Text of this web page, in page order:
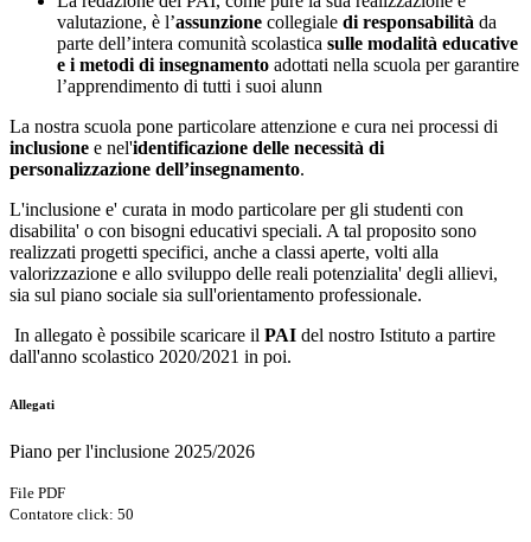
valutazione, è l’assunzione collegiale di responsabilità da
parte dell’intera comunità scolastica sulle modalità educative
e i metodi di insegnamento adottati nella scuola per garantire
l’apprendimento di tutti i suoi alunn
La nostra scuola pone particolare attenzione e cura nei processi di
inclusione e nel'identificazione delle necessità di
personalizzazione dell’insegnamento.
L'inclusione e' curata in modo particolare per gli studenti con
disabilita' o con bisogni educativi speciali. A tal proposito sono
realizzati progetti specifici, anche a classi aperte, volti alla
valorizzazione e allo sviluppo delle reali potenzialita' degli allievi,
sia sul piano sociale sia sull'orientamento professionale.
In allegato è possibile scaricare il PAI del nostro Istituto a partire
dall'anno scolastico 2020/2021 in poi.
Allegati
Piano per l'inclusione 2025/2026
File PDF
Contatore click: 50